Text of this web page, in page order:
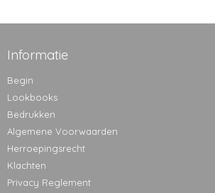
Informatie
Begin
Lookbooks
Bedrukken
Algemene Voorwaarden
Herroepingsrecht
Klachten
Privacy Reglement